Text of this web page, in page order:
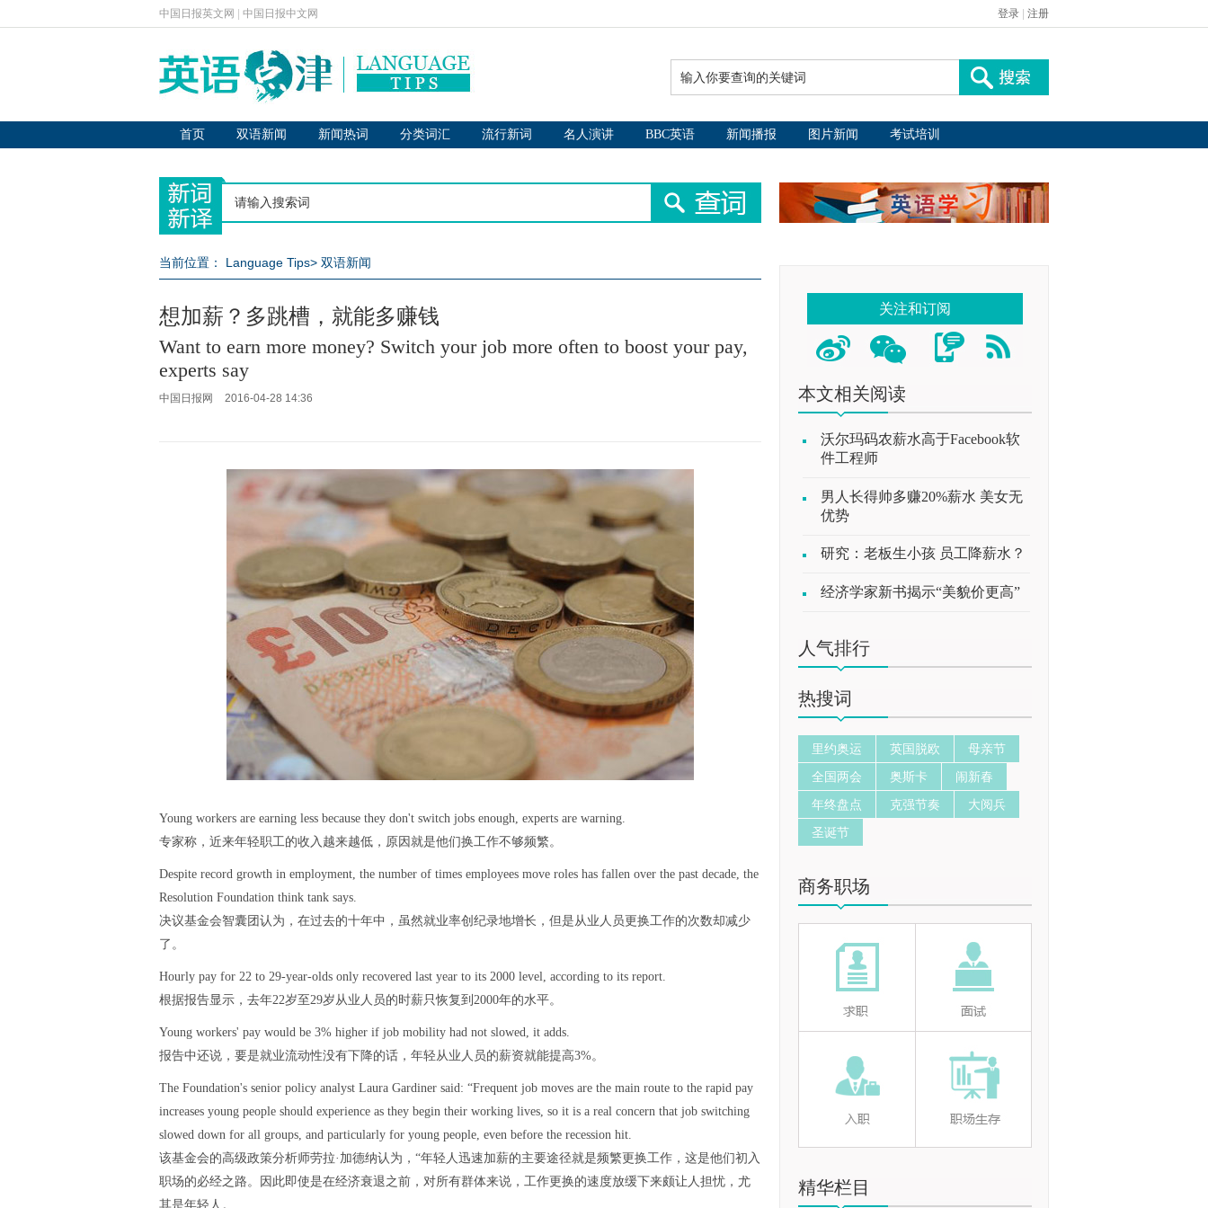
中国日报英文网 中国日报中文网 登录 注册
首页 双语新闻 新闻热词 分类词汇 流行新词 名人演讲 BBC英语 新闻播报 图片新闻 考试培训
当前位置： Language Tips> 双语新闻
想加薪？多跳槽，就能多赚钱
Want to earn more money? Switch your job more often to boost your pay,
experts say
中国日报网 2016-04-28 14:36
Young workers are earning less because they don't switch jobs enough, experts are warning.
专家称，近来年轻职工的收入越来越低，原因就是他们换工作不够频繁。
Despite record growth in employment, the number of times employees move roles has fallen over the past decade, the
Resolution Foundation think tank says.
决议基金会智囊团认为，在过去的十年中，虽然就业率创纪录地增长，但是从业人员更换工作的次数却减少
了。
Hourly pay for 22 to 29-year-olds only recovered last year to its 2000 level, according to its report.
根据报告显示，去年22岁至29岁从业人员的时薪只恢复到2000年的水平。
Young workers' pay would be 3% higher if job mobility had not slowed, it adds.
报告中还说，要是就业流动性没有下降的话，年轻从业人员的薪资就能提高3%。
The Foundation's senior policy analyst Laura Gardiner said: “Frequent job moves are the main route to the rapid pay
increases young people should experience as they begin their working lives, so it is a real concern that job switching
slowed down for all groups, and particularly for young people, even before the recession hit.
该基金会的高级政策分析师劳拉·加德纳认为，“年轻人迅速加薪的主要途径就是频繁更换工作，这是他们初入
职场的必经之路。因此即使是在经济衰退之前，对所有群体来说，工作更换的速度放缓下来颇让人担忧，尤
其是年轻人。
关注和订阅
本文相关阅读
沃尔玛码农薪水高于Facebook软
件工程师
男人长得帅多赚20%薪水 美女无
优势
研究：老板生小孩 员工降薪水？
经济学家新书揭示“美貌价更高”
人气排行
热搜词
里约奥运 英国脱欧
母亲节
全国两会
奥斯卡
闹新春
年终盘点
克强节奏
大阅兵
圣诞节
商务职场
精华栏目